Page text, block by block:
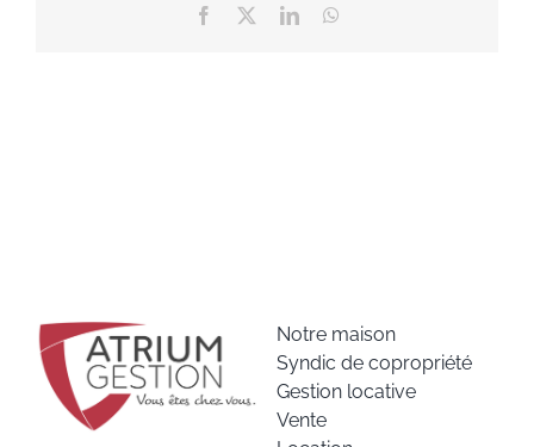
Facebook LinkedIn
Notre maison
Syndic de copropriété
Gestion locative
Vente